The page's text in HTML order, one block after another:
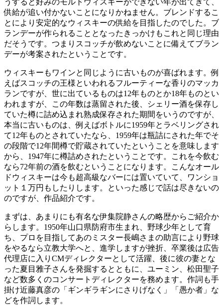
供給が追い付かないことになりかねません。ブレンドするこ
とにより安定的なウィスキーの供給を目指したのでした。ブ
ランデーが作られることとなったきっかけもこれと同じ理由
だそうです。つまりスコッチが飲めないことに備えてブラン
デーが考案されたということです。
ウィスキーもワインと同じように古いものが喜ばれます。例
えばスコッチの王様といわれるフルーティーな香りのマッカ
ランですが、世に出ているものは12年ものとか18年ものとい
われますが、この年数は蒸留された後、シェリー酒を保存し
ていた樽に詰め込まれ熟成保存された期間をいうのですが、
本当に古いものは、例えばボトルに1959年とラベリングされ
て12年ものとされていたなら、1959年は瓶詰にされた年でそ
の段階で12年間樽で貯蔵されていたということを意味します
から、1947年に樽詰めされたということです。これを今飲む
なら72年前の酒を飲むということになります。こんなオール
ドウィスキーは今も超高級なバーには置いていて、ワンショ
ット１万円もしたりします。といった感じで話は尽きないの
のですが、作品紹介です。
まずは、あまりにも有名な伊集院静さんの略歴からご紹介か
らします。1950年山口県防府市生まれ、野球少年として育
ち、プロを目指してあのミスター長嶋さまの助言により野球
をやるなら立教大学へと、進学しますが挫折、卒業後は広告
代理店に入りCMディレクターとして活躍、後に彼の妻とな
った夏目雅子さんを発掘するとともに、ユーミン、松田聖子
など数多くのコンサートディレクターを務めます。作詞も手
掛け近藤真彦の「ギンギラギンにさりげなく」「愚か者」な
どを作詞します。